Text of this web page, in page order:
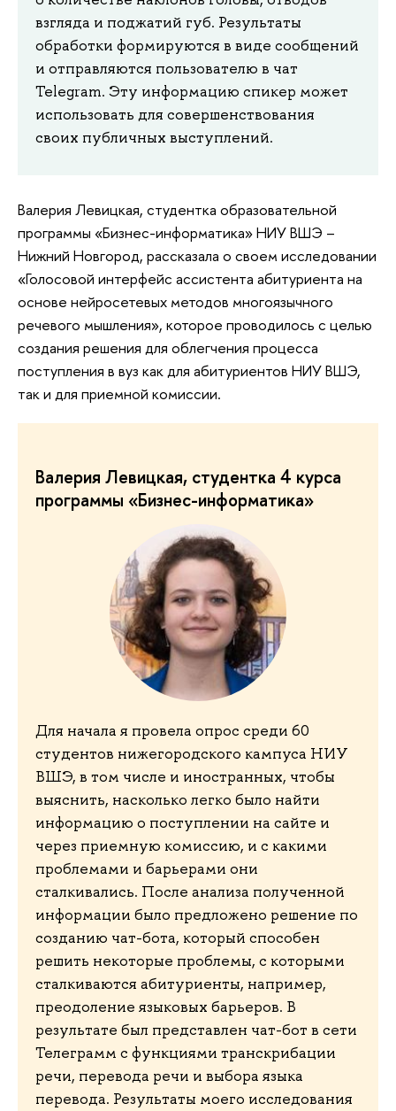
взгляда и поджатий губ. Результаты
обработки формируются в виде сообщений
и отправляются пользователю в чат
Telegram. Эту информацию спикер может
использовать для совершенствования
своих публичных выступлений.
Валерия Левицкая, студентка образовательной
программы «Бизнес-информатика» НИУ ВШЭ –
Нижний Новгород, рассказала о своем исследовании
«Голосовой интерфейс ассистента абитуриента на
основе нейросетевых методов многоязычного
речевого мышления», которое проводилось с целью
создания решения для облегчения процесса
поступления в вуз как для абитуриентов НИУ ВШЭ,
так и для приемной комиссии.
Валерия Левицкая, студентка 4 курса
программы «Бизнес-информатика»
Для начала я провела опрос среди 60
студентов нижегородского кампуса НИУ
ВШЭ, в том числе и иностранных, чтобы
выяснить, насколько легко было найти
информацию о поступлении на сайте и
через приемную комиссию, и с какими
проблемами и барьерами они
сталкивались. После анализа полученной
информации было предложено решение по
созданию чат-бота, который способен
решить некоторые проблемы, с которыми
сталкиваются абитуриенты, например,
преодоление языковых барьеров. В
результате был представлен чат-бот в сети
Телеграмм с функциями транскрибации
речи, перевода речи и выбора языка
перевода. Результаты моего исследования